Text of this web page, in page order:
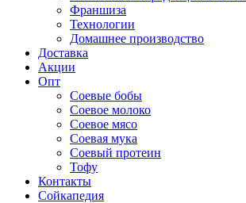
Франшиза
Технологии
Домашнее производство
Доставка
Акции
Опт
Соевые бобы
Соевое молоко
Соевое мясо
Соевая мука
Соевый протеин
Тофу
Контакты
Сойкапедия